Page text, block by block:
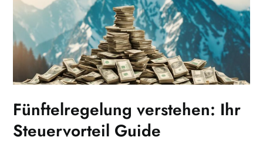
Fünftelregelung verstehen: Ihr
Steuervorteil Guide